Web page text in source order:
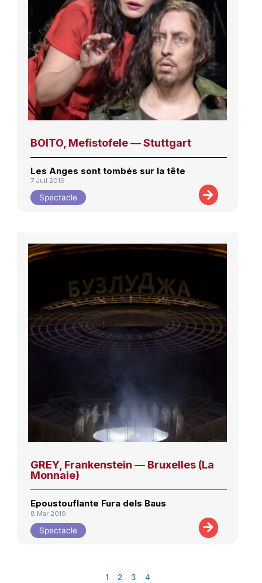
BOITO, Mefistofele — Stuttgart
Les Anges sont tombés sur la tête
7 Juil 2019
Spectacle
GREY, Frankenstein — Bruxelles (La
Monnaie)
Epoustouflante Fura dels Baus
8 Mar 2019
Spectacle
1 2 3 4